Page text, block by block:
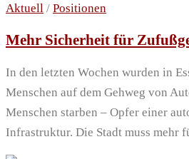
Aktuell / Positionen
Mehr Sicherheit für
In den letzten Wochen wurden in
Menschen auf dem Gehweg von
Menschen starben – Opfer einer
Infrastruktur. Die Stadt muss mehr